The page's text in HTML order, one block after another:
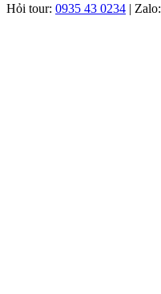
Hỏi tour: 0935 43 0234 | Zalo: